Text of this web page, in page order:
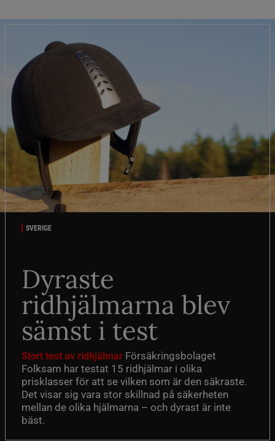
SVERIGE
Dyraste
ridhjälmarna blev
sämst i test
Stort test av ridhjälmar Försäkringsbolaget
Folksam har testat 15 ridhjälmar i olika
prisklasser för att se vilken som är den säkraste.
Det visar sig vara stor skillnad på säkerheten
mellan de olika hjälmarna – och dyrast är inte
bäst.